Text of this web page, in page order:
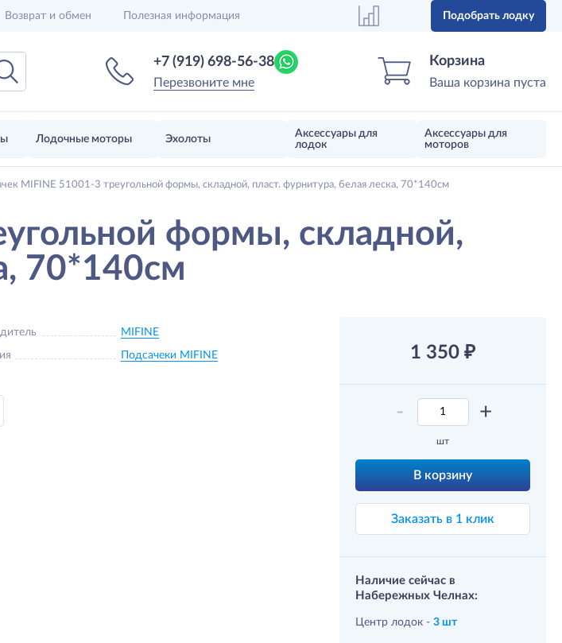
Возврат и обмен Полезная информация Подобрать лодку
Корзина
Ваша корзина пуста
+7 (919) 698-56-38
Перезвоните мне
Лодочные моторы Эхолоты
Аксессуары для
лодок
Аксессуары для
моторов
MIFINE 51001-3 треугольной формы, складной, пласт. фурнитура, белая леска, 70*140см
формы, складной,
70*140см
1 350 ₽
- +
шт
В корзину
Заказать в 1 клик
Наличие сейчас в
Набережных Челнах:
Центр лодок - 3 шт
MIFINE
Подсачеки MIFINE